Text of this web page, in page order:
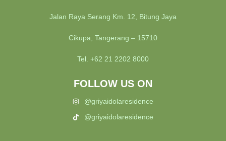
Jalan Raya Serang Km. 12, Bitung Jaya
Cikupa, Tangerang – 15710
Tel. +62 21 2202 8000
FOLLOW US ON
@griyaidolaresidence
@griyaidolaresidence